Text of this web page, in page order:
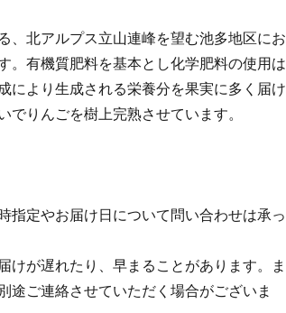
、北アルプス立山連峰を望む池多地区にお
。有機質肥料を基本とし化学肥料の使用は
により生成される栄養分を果実に多く届け
でりんごを樹上完熟させています。
指定やお届け日について問い合わせは承っ
けが遅れたり、早まることがあります。ま
途ご連絡させていただく場合がございま